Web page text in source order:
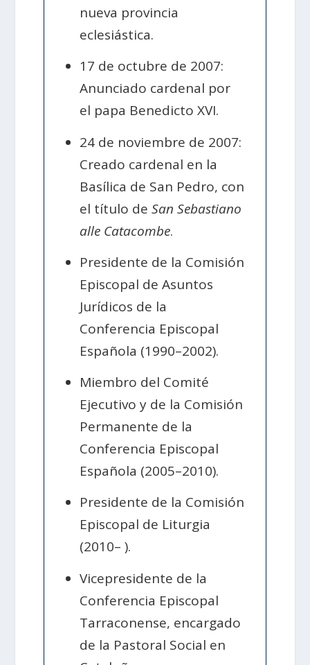
nueva provincia
eclesiástica.
17 de octubre de 2007:
Anunciado cardenal por
el papa Benedicto XVI.
24 de noviembre de 2007:
Creado cardenal en la
Basílica de San Pedro, con
el título deSan Sebastiano
alle Catacombe.
Presidente de la Comisión
Episcopal de Asuntos
Jurídicos de la
Conferencia Episcopal
Española (1990–2002).
Miembro del Comité
Ejecutivo y de la Comisión
Permanente de la
Conferencia Episcopal
Española (2005–2010).
Presidente de la Comisión
Episcopal de Liturgia
(2010– ).
Vicepresidente de la
Conferencia Episcopal
Tarraconense, encargado
de la Pastoral Social en